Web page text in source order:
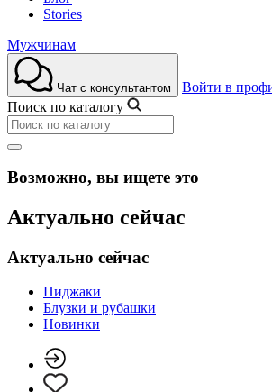
Stories
Мужчинам
Чат с консультантом
Войти в
Поиск по каталогу
Возможно, вы ищете это
Актуально сейчас
Актуально сейчас
Пиджаки
Блузки и рубашки
Новинки